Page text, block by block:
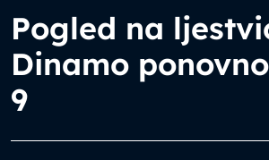
Pogled na
Dinamo
9